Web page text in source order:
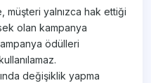
müşteri yalnızca hak ettiği
olan kampanya
ödülleri
değişiklik yapma